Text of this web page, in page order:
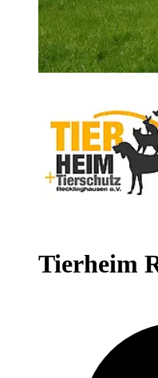
Tierheim